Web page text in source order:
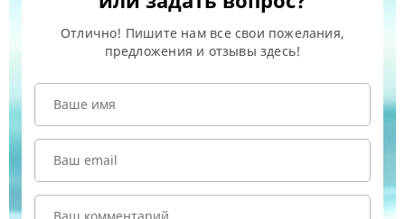
Отлично! Пишите нам все свои пожелания,
предложения и отзывы здесь!